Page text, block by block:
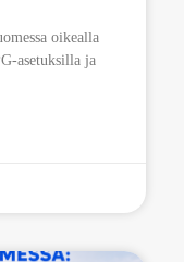
oikealla
asetuksilla ja